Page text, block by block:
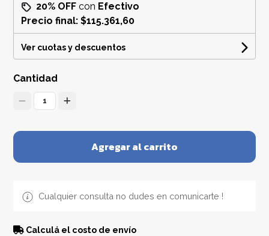
20% OFF con Efectivo
Precio final:$115.361,60
Ver cuotas y descuentos
Cantidad
1
Agregar al carrito
Cualquier consulta no dudes en comunicarte !
Calculá el costo de envío